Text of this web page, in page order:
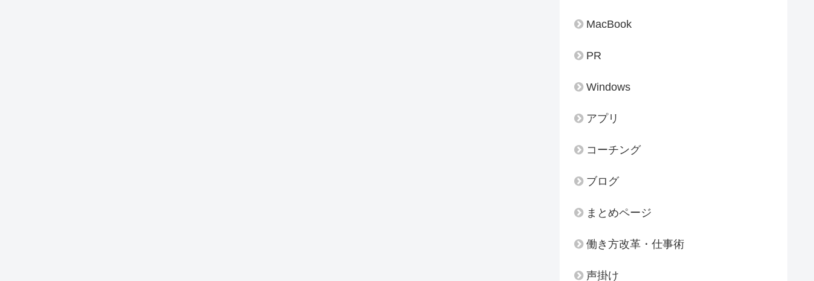
MacBook
PR
Windows
アプリ
コーチング
ブログ
まとめページ
働き方改革・仕事術
声掛け